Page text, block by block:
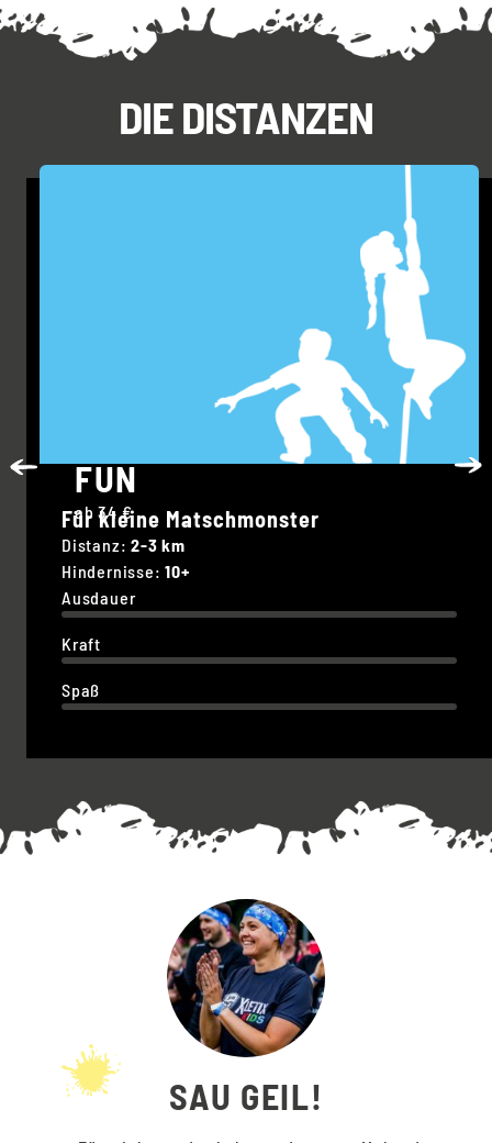
DIE DISTANZEN
FUN
ab 34 €
Für kleine Matschmonster
Distanz:2-3 km
Hindernisse:10+
Ausdauer
Kraft
Spaß
SAU GEIL!